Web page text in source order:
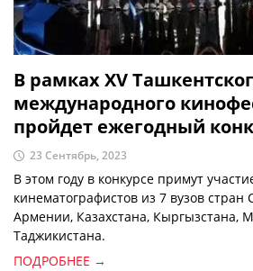
В рамках XV
международного
пройдет ежегодный
кинематографистов
дней»
23 Сентябрь, 2023
В этом году в конкурсе примут
кинематографистов из 7 вузов стран
Армении, Казахстана, Кыргызстана,
Таджикистана.
ПОДРОБНЕЕ →